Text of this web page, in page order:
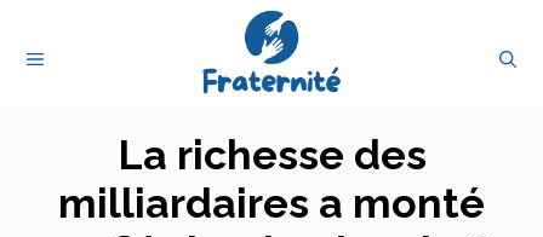
MENU
La richesse des
milliardaires a monté